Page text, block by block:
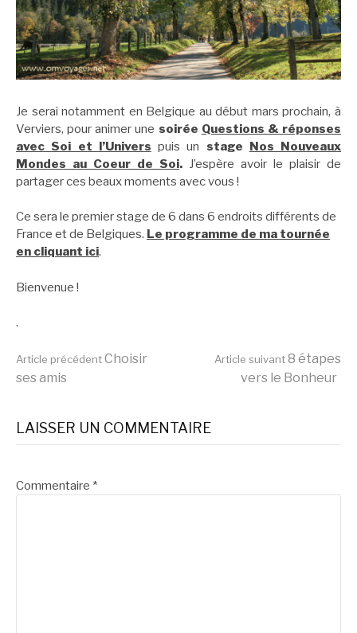
Je serai notamment en Belgique au début mars prochain, à
Verviers, pour animer une soirée Questions & réponses
avec Soi et l’Univers puis un stage Nos Nouveaux
Mondes au Coeur de Soi. J’espère avoir le plaisir de
partager ces beaux moments avec vous !
Ce sera le premier stage de 6 dans 6 endroits différents de
France et de Belgiques. Le programme de ma tournée
en cliquant ici.
Bienvenue !
.
Lire
la
suite
Article précédentChoisir
ses amis
Article suivant8 étapes
vers le Bonheur
LAISSER UN COMMENTAIRE
Commentaire *